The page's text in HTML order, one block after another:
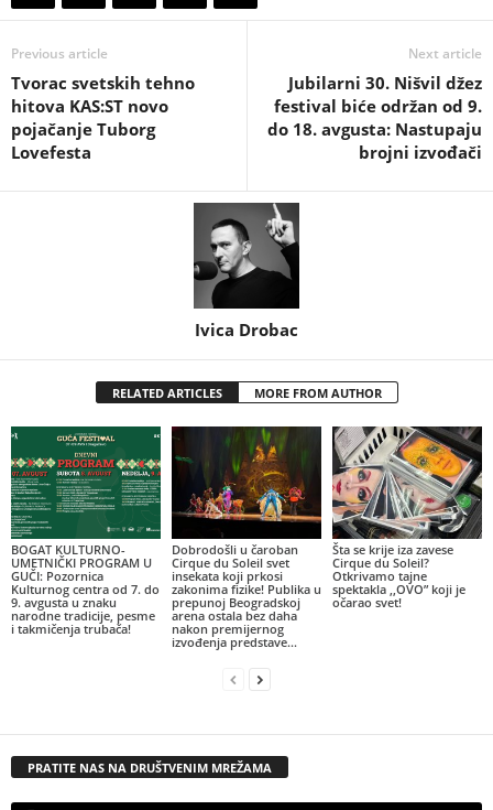
Previous article
Tvorac svetskih tehno
hitova KAS:ST novo
pojačanje Tuborg
Lovefesta
Next article
Jubilarni 30. Nišvil džez
festival biće održan od 9.
do 18. avgusta: Nastupaju
brojni izvođači
Ivica Drobac
RELATED ARTICLES MORE FROM AUTHOR
BOGAT KULTURNO-
UMETNIČKI PROGRAM U
GUČI: Pozornica
Kulturnog centra od 7. do
9. avgusta u znaku
narodne tradicije, pesme
i takmičenja trubača!
Dobrodošli u čaroban
Cirque du Soleil svet
insekata koji prkosi
zakonima fizike! Publika u
prepunoj Beogradskoj
arena ostala bez daha
nakon premijernog
izvođenja predstave...
Šta se krije iza zavese
Cirque du Soleil?
Otkrivamo tajne
spektakla ,,OVO” koji je
očarao svet!
PRATITE NAS NA DRUŠTVENIM MREŽAMA